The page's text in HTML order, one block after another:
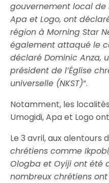
gouvernement local de
Apa et Logo, ont
région à Morning Star
également attaqué le
déclaré Dominic Anza,
président de l’Église
universelle (NKST)“.
Notamment, les
Umogidi, Apa et Logo
Le 3 avril, aux alentours
chrétiens comme
Ologba et Oyiji ont été
nombreux chrétiens